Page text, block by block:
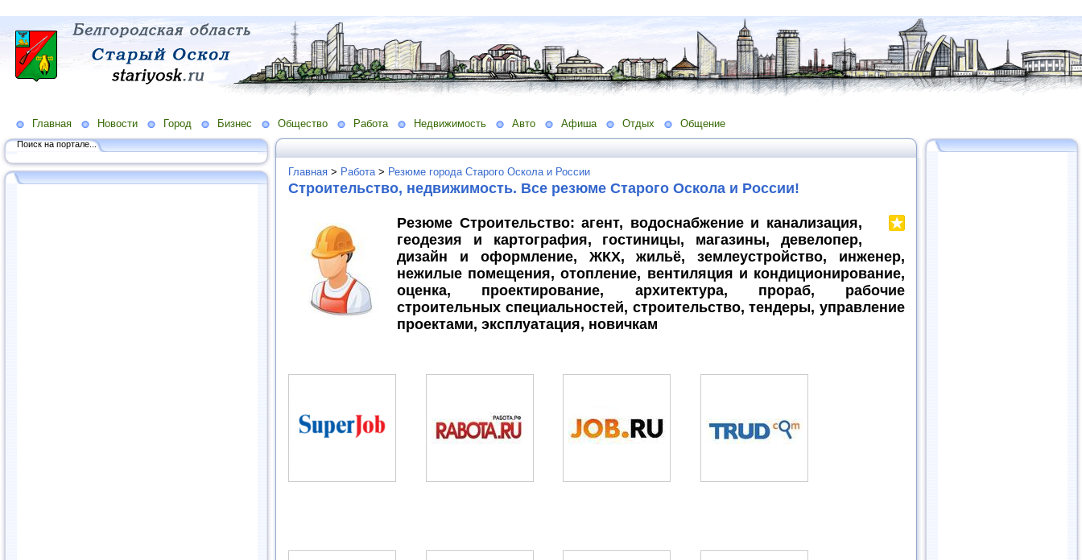
Главная Новости Город Бизнес Общество Работа Недвижимость Авто Афиша Отдых Общение
Поиск на портале...
Главная > Работа > Резюме города Старого Оскола и России
Строительство, недвижимость. Все резюме Старого Оскола и России!
Резюме Строительство: агент, водоснабжение и канализация,
геодезия и картография, гостиницы, магазины, девелопер,
дизайн и оформление, ЖКХ, жильё, землеустройство, инженер,
нежилые помещения, отопление, вентиляция и кондиционирование,
оценка, проектирование, архитектура, прораб, рабочие
строительных специальностей, строительство, тендеры, управление
проектами, эксплуатация, новичкам